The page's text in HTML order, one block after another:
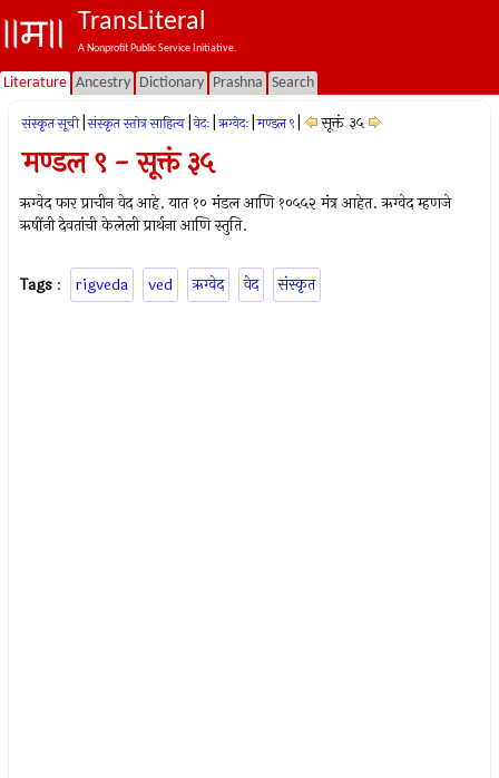
TransLiteral
A Nonprofit Public Service Initiative.
Literature Ancestry Dictionary Prashna Search
संस्कृत सूची संस्कृत स्तोत्र साहित्य वेदः ऋग्वेदः मण्डल ९ सूक्तं ३५
मण्डल ९ - सूक्तं ३५
ऋग्वेद फार प्राचीन वेद आहे. यात १० मंडल आणि १०५५२ मंत्र आहेत. ऋग्वेद म्हणजे
ऋषींनी देवतांची केलेली प्रार्थना आणि स्तुति.
Tags : rigveda ved ऋग्वेद वेद संस्कृत